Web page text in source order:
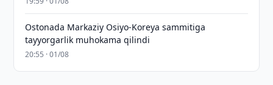
Ostonada Markaziy Osiyo-Koreya sammitiga
tayyorgarlik muhokama qilindi
20:55 · 01/08